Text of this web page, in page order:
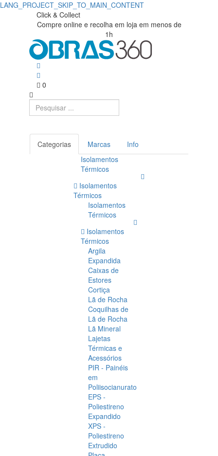
LANG_PROJECT_SKIP_TO_MAIN_CONTENT
Click & Collect
Compre online e recolha em loja em menos de
1h
0
Categorias Marcas
Info
Isolamentos
Térmicos
Isolamentos
Térmicos
Isolamentos
Térmicos
Isolamentos
Térmicos
Argila
Expandida
Caixas de
Estores
Cortiça
Lã de Rocha
Coquilhas de
Lã de Rocha
Lã Mineral
Lajetas
Térmicas e
Acessórios
PIR - Painéis
em
Poliisocianurato
EPS -
Poliestireno
Expandido
XPS -
Poliestireno
Extrudido